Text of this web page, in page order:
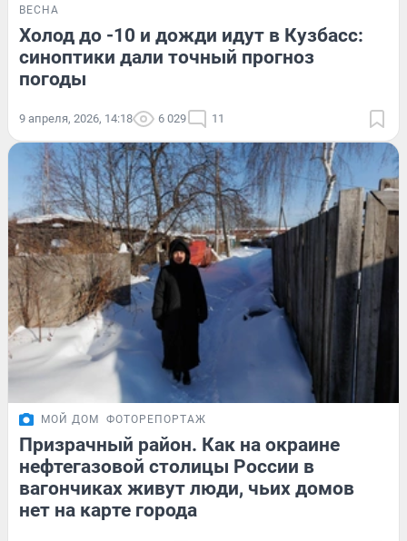
ВЕСНА
Холод до -10 и дожди идут в Кузбасс:
синоптики дали точный прогноз
погоды
9 апреля, 2026, 14:18 6 029 11
МОЙ ДОМ ФОТОРЕПОРТАЖ
Призрачный район. Как на окраине
нефтегазовой столицы России в
вагончиках живут люди, чьих домов
нет на карте города